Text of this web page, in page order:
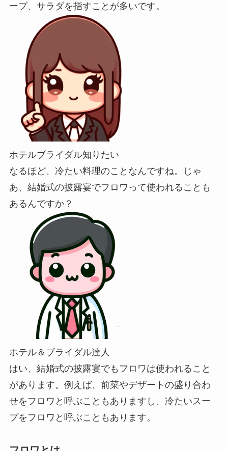
ープ、サラダを指すことが多いです。
ホテルブライダル知りたい
なるほど、冷たい料理のことなんですね。じゃ
あ、結婚式の披露宴でフロワって使われることも
あるんですか？
ホテル＆ブライダル達人
はい、結婚式の披露宴でもフロワは使われること
があります。例えば、前菜やデザートの盛り合わ
せをフロワと呼ぶこともありますし、冷たいスー
プをフロワと呼ぶこともあります。